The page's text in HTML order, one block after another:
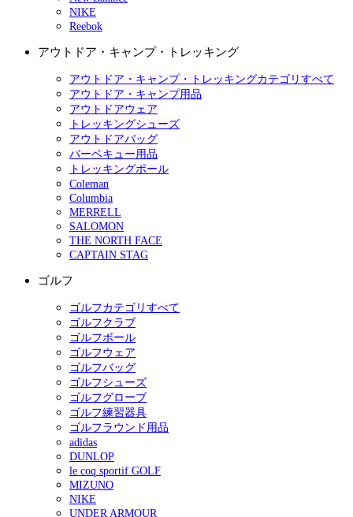
NIKE
Reebok
アウトドア・キャンプ・トレッキング
アウトドア・キャンプ・トレッキングカテゴリすべて
アウトドア・キャンプ用品
アウトドアウェア
トレッキングシューズ
アウトドアバッグ
バーベキュー用品
トレッキングポール
Coleman
Columbia
MERRELL
SALOMON
THE NORTH FACE
CAPTAIN STAG
ゴルフ
ゴルフカテゴリすべて
ゴルフクラブ
ゴルフボール
ゴルフウェア
ゴルフバッグ
ゴルフシューズ
ゴルフグローブ
ゴルフ練習器具
ゴルフラウンド用品
adidas
DUNLOP
le coq sportif GOLF
MIZUNO
NIKE
UNDER ARMOUR